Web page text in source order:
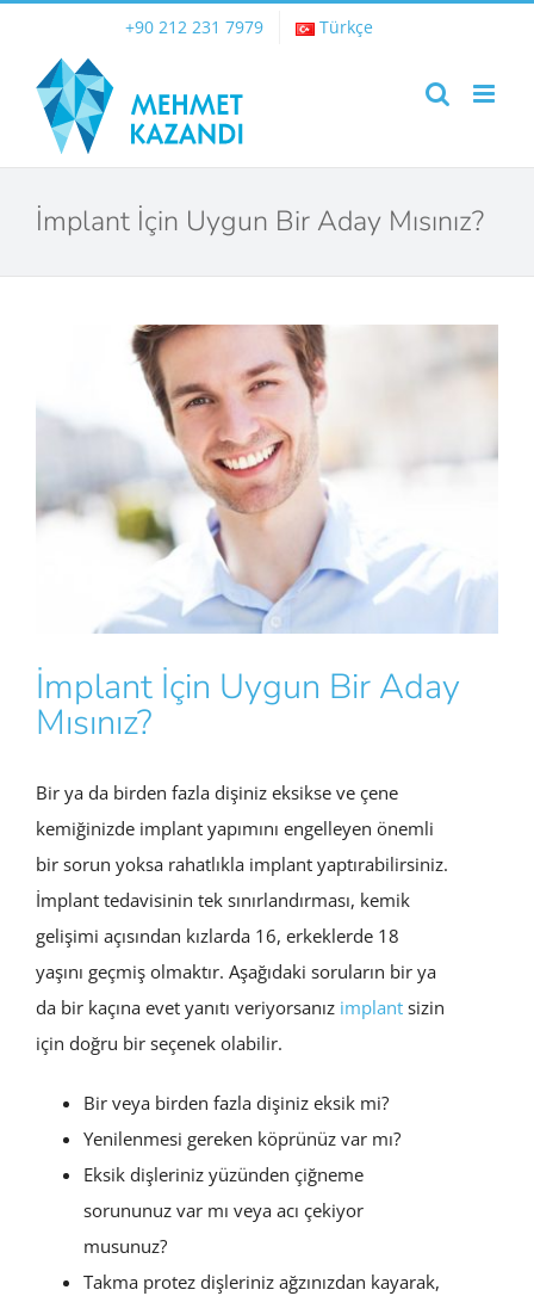
content
+90 212 231 7979 Türkçe
İmplant İçin Uygun Bir Aday Mısınız?
İmplant İçin Uygun Bir Aday
Mısınız?
Bir ya da birden fazla dişiniz eksikse ve çene
kemiğinizde implant yapımını engelleyen önemli
bir sorun yoksa rahatlıkla implant yaptırabilirsiniz.
İmplant tedavisinin tek sınırlandırması, kemik
gelişimi açısından kızlarda 16, erkeklerde 18
yaşını geçmiş olmaktır. Aşağıdaki soruların bir ya
da bir kaçına evet yanıtı veriyorsanız implant sizin
için doğru bir seçenek olabilir.
Bir veya birden fazla dişiniz eksik mi?
Yenilenmesi gereken köprünüz var mı?
Eksik dişleriniz yüzünden çiğneme
sorununuz var mı veya acı çekiyor
musunuz?
Takma protez dişleriniz ağzınızdan kayarak,